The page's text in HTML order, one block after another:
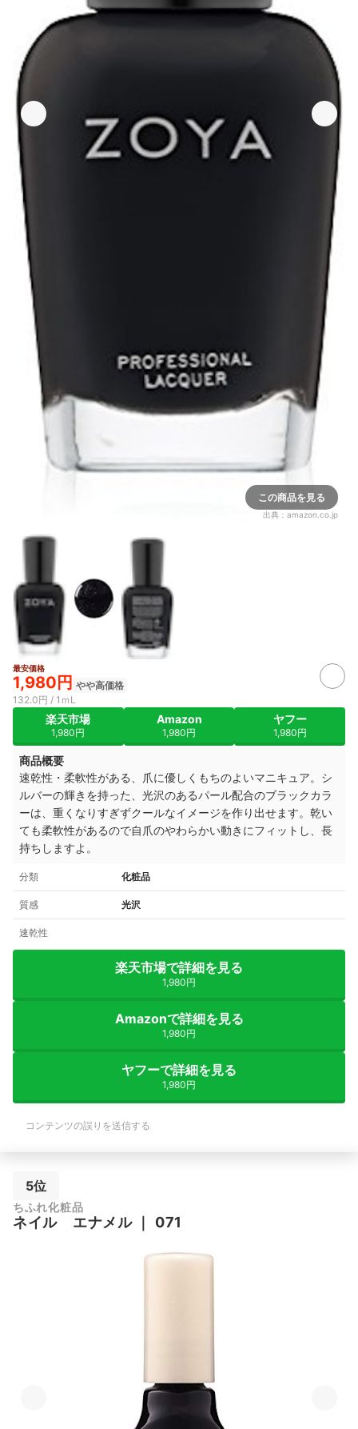
この商品を見る
出典： amazon.co.jp
最安価格
1,980円 やや高価格
132.0円 / 1ｍL
楽天市場
1,980円
Amazon
1,980円
ヤフー
1,980円
商品概要
速乾性・柔軟性がある、爪に優しくもちのよいマニキュア。シ
ルバーの輝きを持った、光沢のあるパール配合のブラックカラ
ーは、重くなりすぎずクールなイメージを作り出せます。 乾い
ても柔軟性があるので自爪のやわらかい動きにフィットし、長
持ちしますよ。
分類 化粧品
質感 光沢
速乾性
楽天市場で詳細を見る
1,980円
Amazonで詳細を見る
1,980円
ヤフーで詳細を見る
1,980円
コンテンツの誤りを送信する
5位
ちふれ化粧品
ネイル エナメル｜ 071